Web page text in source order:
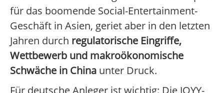
für das boomende Social-Entertainment-
Geschäft in Asien, geriet aber in den letzten
Jahren durch regulatorische Eingriffe,
Wettbewerb und makroökonomische
Schwäche in China unter Druck.